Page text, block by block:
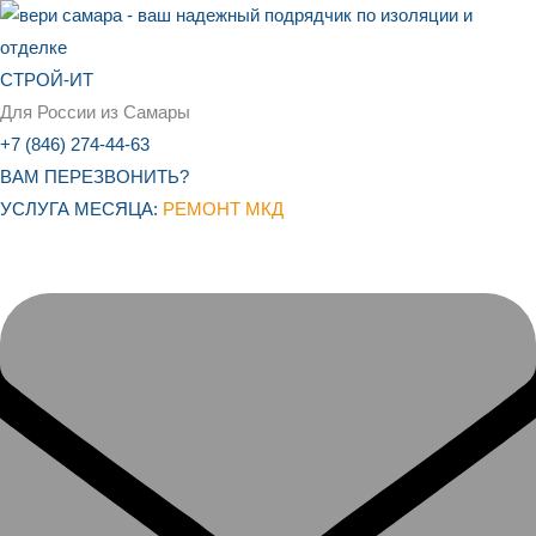
Перейти
к
содержимому
СТРОЙ-ИТ
Для России из Самары
+7 (846) 274-44-63
ВАМ ПЕРЕЗВОНИТЬ?
УСЛУГА МЕСЯЦА: РЕМОНТ МКД